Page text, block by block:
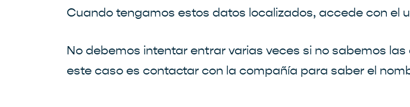
Cuando tengamos estos datos localizados, accede con el
No debemos intentar entrar varias veces si no sabemos
este caso es contactar con la compañía para saber el